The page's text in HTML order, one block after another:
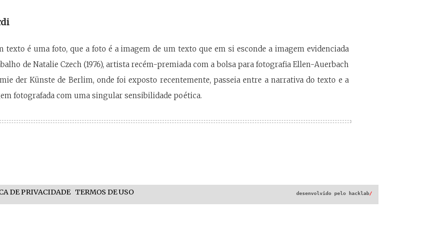
texto é uma foto, que a foto é a imagem de um texto que em si esconde a imagem evidenciada
de Natalie Czech (1976), artista recém-premiada com a bolsa para fotografia Ellen-Auerbach
der Künste de Berlim, onde foi exposto recentemente, passeia entre a narrativa do texto e a
fotografada com uma singular sensibilidade poética.
DE PRIVACIDADE TERMOS DE USO desenvolvido pelo hacklab/